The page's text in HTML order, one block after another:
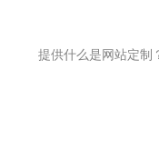
提供什么是网站定制